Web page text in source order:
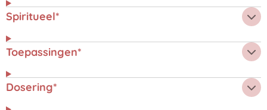
Spiritueel*
Toepassingen*
Dosering*